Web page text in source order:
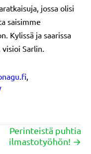
jossa olisi
saisimme
Kylissä ja saarissa
Sarlin.
Perinteistä puhtia
ilmastotyöhön! →